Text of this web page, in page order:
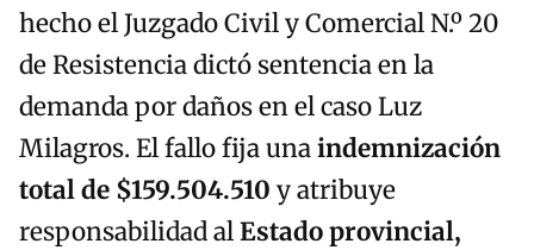
hecho el Juzgado Civil y Comercial N.º 20
de Resistencia dictó sentencia en la
demanda por daños en el caso Luz
Milagros. El fallo fija unaindemnización
total de $159.504.510 y atribuye
responsabilidad alEstado provincial,